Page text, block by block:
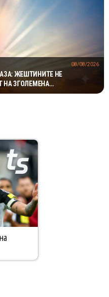
ЖЕШТИНИТЕ НЕ
НА ЗГОЛЕМЕНА
08/08/2026